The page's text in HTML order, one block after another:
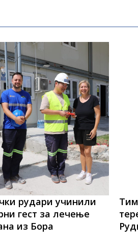
рудари учинили
гест за лечење
из Бора